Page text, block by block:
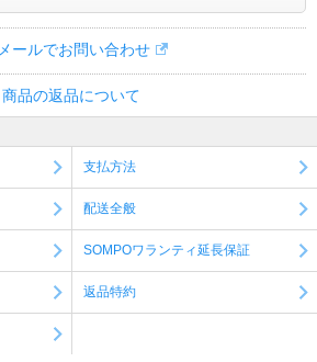
メールでお問い合わせ
商品の返品について
支払方法
配送全般
SOMPOワランティ延長保証
返品特約